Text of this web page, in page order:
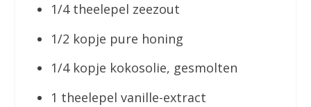
1/4 theelepel zeezout
1/2 kopje pure honing
1/4 kopje kokosolie, gesmolten
1 theelepel vanille-extract